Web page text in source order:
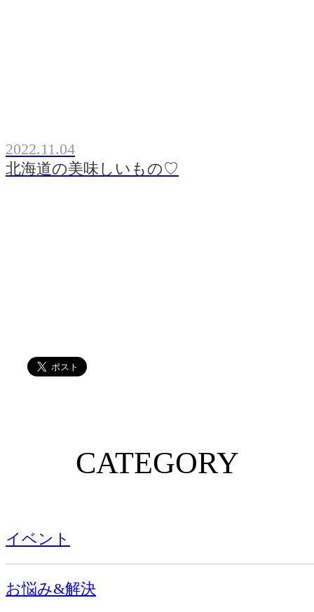
2022.11.04
北海道の美味しいもの♡
CATEGORY
イベント
お悩み&解決